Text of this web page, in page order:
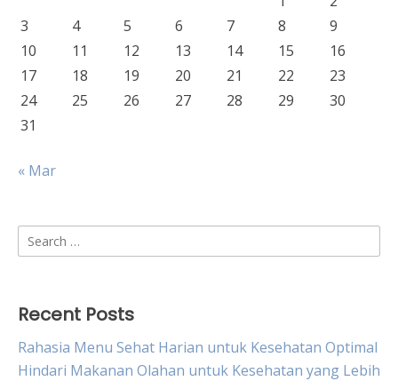
3
4 5 6 7 8
9
10
11 12 13 14 15
16
17
18 19 20 21 22
23
24
25 26 27 28 29
30
31
« Mar
Search
for:
Recent Posts
Rahasia Menu Sehat Harian untuk Kesehatan Optimal
Hindari Makanan Olahan untuk Kesehatan yang Lebih